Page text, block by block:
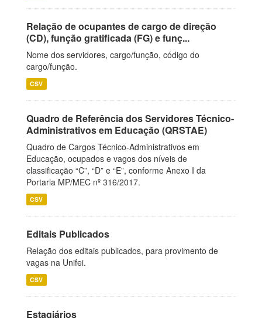
Relação de ocupantes de cargo de direção
(CD), função gratificada (FG) e funç...
Nome dos servidores, cargo/função, código do
cargo/função.
CSV
Quadro de Referência dos Servidores Técnico-
Administrativos em Educação (QRSTAE)
Quadro de Cargos Técnico-Administrativos em
Educação, ocupados e vagos dos níveis de
classificação “C”, “D” e “E”, conforme Anexo I da
Portaria MP/MEC nº 316/2017.
CSV
Editais Publicados
Relação dos editais publicados, para provimento de
vagas na Unifei.
CSV
Estagiários